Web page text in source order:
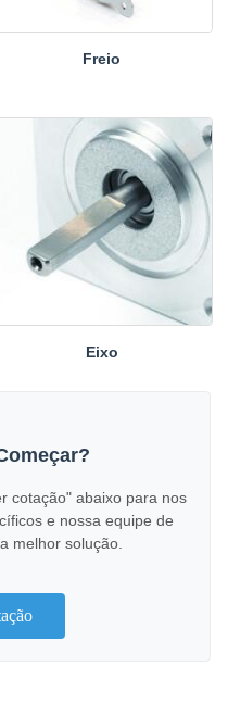
Freio
Eixo
cotação" abaixo para nos
e nossa equipe de
melhor solução.